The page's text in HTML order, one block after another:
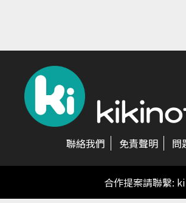
聯絡我們 免責聲明 問
合作提案請聯繫: